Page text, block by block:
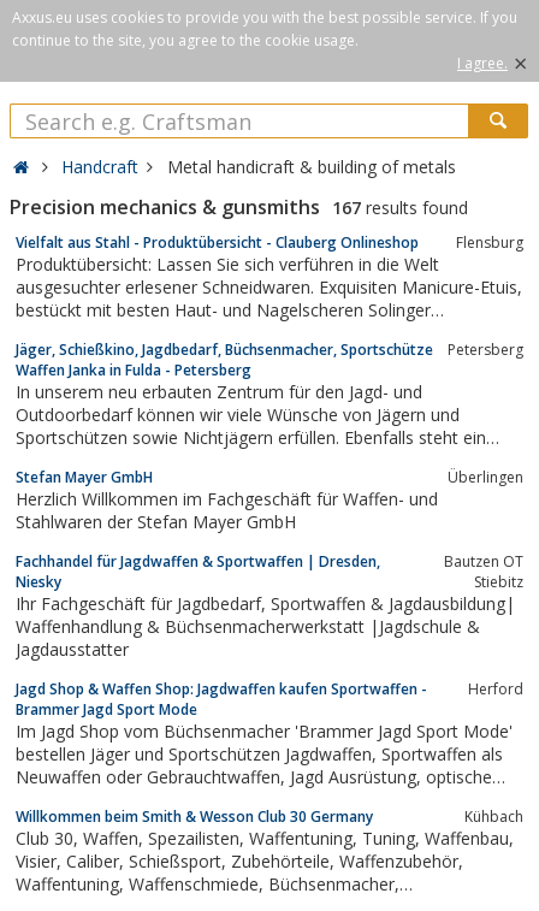
Axxus.eu uses cookies to provide you with the best possible service. If you
continue to the site, you agree to the cookie usage.
I agree. ×
Handcraft Metal handicraft & building of metals
Precision mechanics & gunsmiths 167 results found
Vielfalt aus Stahl - Produktübersicht - Clauberg Onlineshop Flensburg
Produktübersicht: Lassen Sie sich verführen in die Welt
ausgesuchter erlesener Schneidwaren. Exquisiten Manicure-Etuis,
bestückt mit besten Haut- und Nagelscheren Solinger
Handgemachte Sammlermesser und hochwertige Kochmesser
für die ambitionierte private und professionelle...
Jäger, Schießkino, Jagdbedarf, Büchsenmacher, Sportschütze
Waffen Janka in Fulda - Petersberg
Petersberg
In unserem neu erbauten Zentrum für den Jagd- und
Outdoorbedarf können wir viele Wünsche von Jägern und
Sportschützen sowie Nichtjägern erfüllen. Ebenfalls steht ein
Stefan Mayer GmbH Überlingen
Herzlich Willkommen im Fachgeschäft für Waffen- und
Stahlwaren der Stefan Mayer GmbH
Fachhandel für Jagdwaffen & Sportwaffen | Dresden,
Niesky
Bautzen OT
Stiebitz
Ihr Fachgeschäft für Jagdbedarf, Sportwaffen & Jagdausbildung|
Waffenhandlung & Büchsenmacherwerkstatt |Jagdschule &
Jagdausstatter
Jagd Shop & Waffen Shop: Jagdwaffen kaufen Sportwaffen -
Brammer Jagd Sport Mode
Herford
Im Jagd Shop vom Büchsenmacher 'Brammer Jagd Sport Mode'
bestellen Jäger und Sportschützen Jagdwaffen, Sportwaffen als
Neuwaffen oder Gebrauchtwaffen, Jagd Ausrüstung, optische
Willkommen beim Smith & Wesson Club 30 Germany Kühbach
Club 30, Waffen, Spezailisten, Waffentuning, Tuning, Waffenbau,
Visier, Caliber, Schießsport, Zubehörteile, Waffenzubehör,
Waffentuning, Waffenschmiede, Büchsenmacher,